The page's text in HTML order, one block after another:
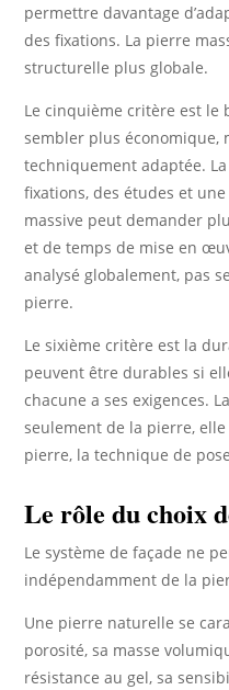
permettre davantage
des fixations. La pierre
structurelle plus globale.
Le cinquième critère est le
sembler plus économique,
techniquement adaptée.
fixations, des études et
massive peut demander
et de temps de mise en
analysé globalement, pas
pierre.
Le sixième critère est la
peuvent être durables si
chacune a ses exigences.
seulement de la pierre,
pierre, la technique de
Le rôle du choix
Le système de façade ne
indépendamment de la
Une pierre naturelle se
porosité, sa masse
résistance au gel, sa